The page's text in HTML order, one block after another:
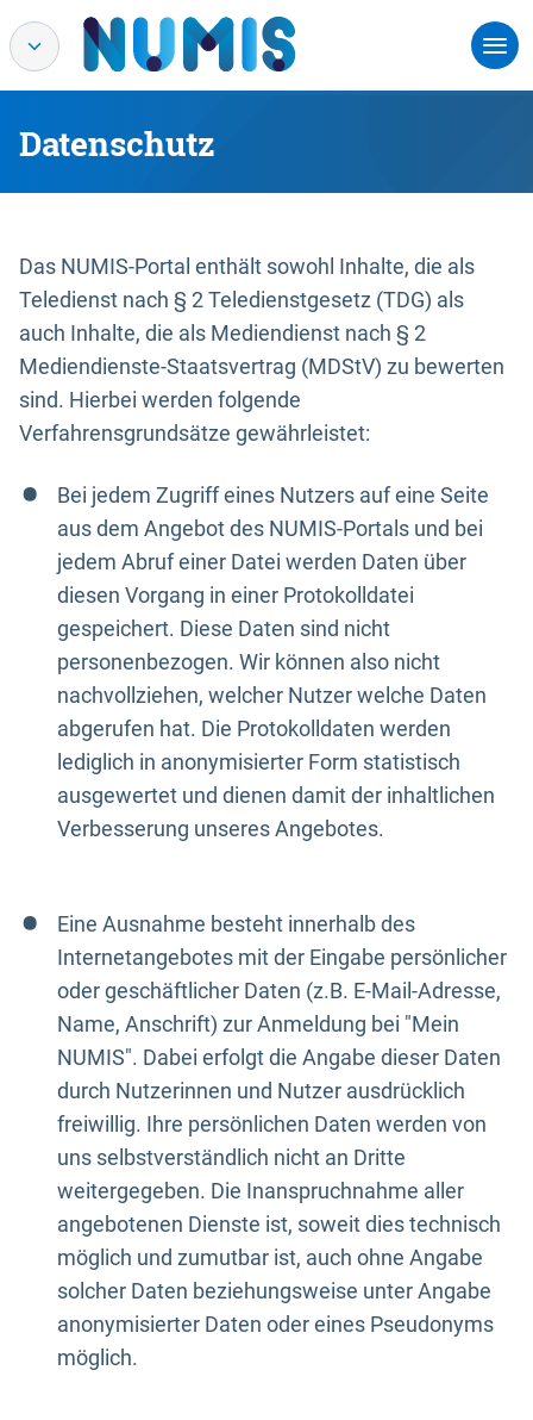
Datenschutz
Das NUMIS-Portal enthält sowohl Inhalte, die als
Teledienst nach § 2 Teledienstgesetz (TDG) als
auch Inhalte, die als Mediendienst nach § 2
Mediendienste-Staatsvertrag (MDStV) zu bewerten
sind. Hierbei werden folgende
Verfahrensgrundsätze gewährleistet:
Bei jedem Zugriff eines Nutzers auf eine Seite
aus dem Angebot des NUMIS-Portals und bei
jedem Abruf einer Datei werden Daten über
diesen Vorgang in einer Protokolldatei
gespeichert. Diese Daten sind nicht
personenbezogen. Wir können also nicht
nachvollziehen, welcher Nutzer welche Daten
abgerufen hat. Die Protokolldaten werden
lediglich in anonymisierter Form statistisch
ausgewertet und dienen damit der inhaltlichen
Verbesserung unseres Angebotes.
Eine Ausnahme besteht innerhalb des
Internetangebotes mit der Eingabe persönlicher
oder geschäftlicher Daten (z.B. E-Mail-Adresse,
Name, Anschrift) zur Anmeldung bei "Mein
NUMIS". Dabei erfolgt die Angabe dieser Daten
durch Nutzerinnen und Nutzer ausdrücklich
freiwillig. Ihre persönlichen Daten werden von
uns selbstverständlich nicht an Dritte
weitergegeben. Die Inanspruchnahme aller
angebotenen Dienste ist, soweit dies technisch
möglich und zumutbar ist, auch ohne Angabe
solcher Daten beziehungsweise unter Angabe
anonymisierter Daten oder eines Pseudonyms
möglich.